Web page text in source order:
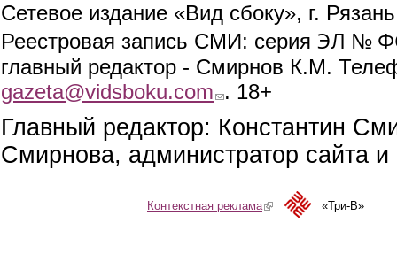
Сетевое издание «Вид сбоку», г.
Реестровая запись СМИ: серия ЭЛ №
главный редактор - Смирнов К.М.
gazeta@vidsboku.com (link sends e-mail)
. 18+
Главный редактор: Константин
Смирнова, администратор сайта
Контекстная реклама(link is external)«Три-В»